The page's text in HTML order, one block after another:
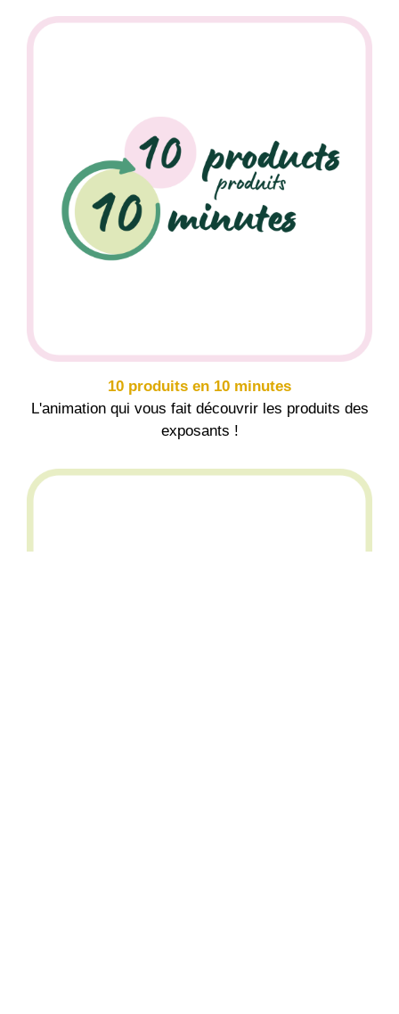
10 produits en 10 minutes
L'animation qui vous fait découvrir les produits des
exposants !